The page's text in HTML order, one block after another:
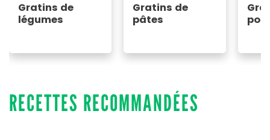
Gratins de
légumes
Gratins de
pâtes
RECETTES RECOMMANDÉES